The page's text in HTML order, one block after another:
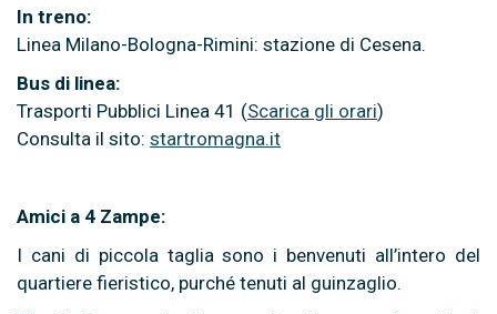
In treno:
Linea Milano-Bologna-Rimini: stazione di Cesena.
Bus di linea:
Trasporti Pubblici Linea 41 (Scarica gli orari)
Consulta il sito: startromagna.it
Amici a 4 Zampe:
I cani di piccola taglia sono i benvenuti all’intero del
quartiere fieristico, purché tenuti al guinzaglio.